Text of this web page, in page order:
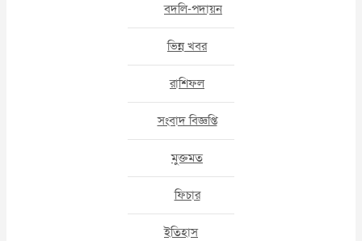
বদলি-পদায়ন
ভিন্ন খবর
রাশিফল
সংবাদ বিজ্ঞপ্তি
মুক্তমত
ফিচার
ইতিহাস